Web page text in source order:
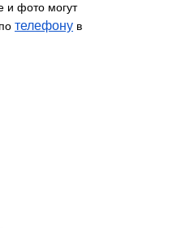
и фото могут
телефону в